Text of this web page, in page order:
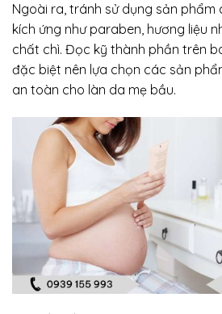
Ngoài ra, tránh sử dụng sản
kích ứng như paraben, hương liệu
chất chì. Đọc kỹ thành phần trên
đặc biệt nên lựa chọn các sản
an toàn cho làn da mẹ bầu.